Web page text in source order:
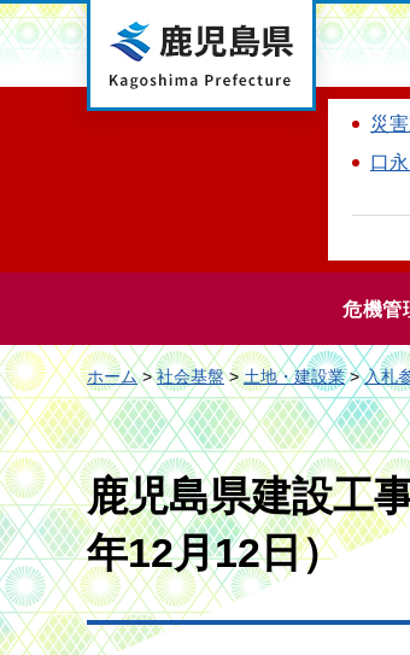
鹿児島県
災
口
危機管
ホーム>社会基盤>土地・建設業>入札
鹿児島県建設工
年12月12日）